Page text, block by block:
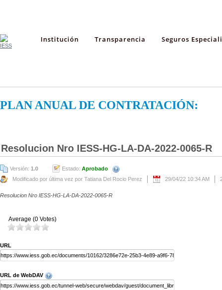
Institución Transparencia Seguros
PLAN ANUAL DE CONTRATACIÓN:
Resolucion Nro IESS-HG-LA-DA-2022-0065-R
Versión: 1.0 Estado: Aprobado
Modificado por última vez por Tatiana Del Rocio Perez
29/04/22 10:34 AM
Resolucion Nro IESS-HG-LA-DA-2022-0065-R
Average (0 Votes)
URL
URL de WebDAV